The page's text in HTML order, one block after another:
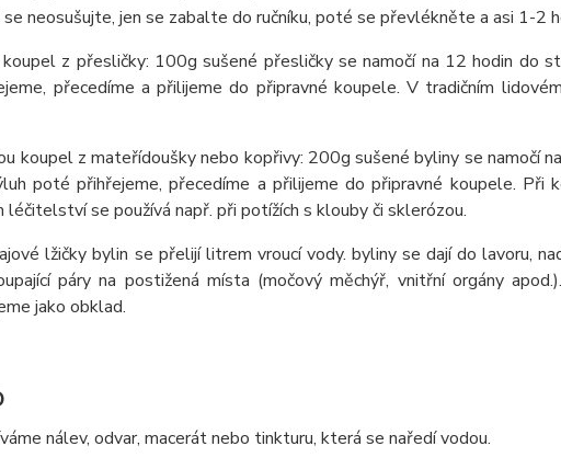
neosušujte, jen se zabalte do ručníku, poté se převlékněte a asi 1-2
koupel z přesličky: 100g sušené přesličky se namočí na 12 hodin do
přecedíme a přilijeme do připravné koupele. V tradičním
koupel z mateřídoušky nebo kopřivy: 200g sušené byliny se namočí
poté přihřejeme, přecedíme a přilijeme do připravné koupele. Při
léčitelství se používá např. při potížích s klouby či sklerózou.
lžičky bylin se přelijí litrem vroucí vody. byliny se dají do lavoru,
páry na postižená místa (močový měchýř, vnitřní orgány
jako obklad.
nálev, odvar, macerát nebo tinkturu, která se naředí vodou.